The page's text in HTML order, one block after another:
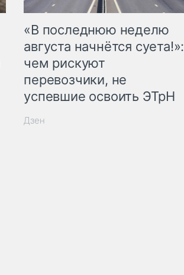
«В последнюю неделю
августа начнётся суета!»:
чем рискуют
перевозчики, не
успевшие освоить ЭТрН
Дзен